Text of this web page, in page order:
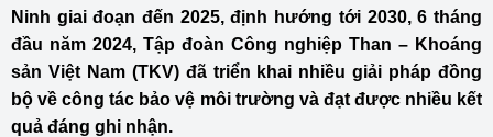
Ninh giai đoạn đến 2025, định hướng tới 2030, 6 tháng
đầu năm 2024, Tập đoàn Công nghiệp Than – Khoáng
sản Việt Nam (TKV) đã triển khai nhiều giải pháp đồng
bộ về công tác bảo vệ môi trường và đạt được nhiều kết
quả đáng ghi nhận.